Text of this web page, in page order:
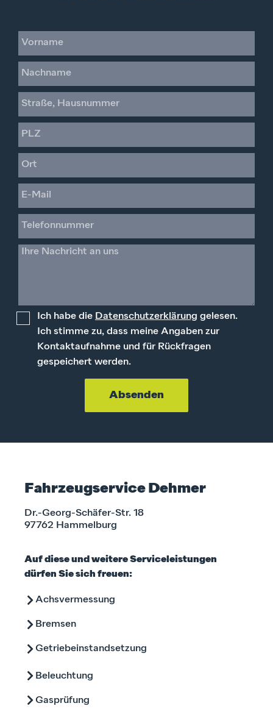
Ich habe die Datenschutzerklärung gelesen.
Ich stimme zu, dass meine Angaben zur
Kontaktaufnahme und für Rückfragen
gespeichert werden.
Absenden
Fahrzeugservice Dehmer
Dr.-Georg-Schäfer-Str. 18
97762 Hammelburg
Auf diese und weitere Serviceleistungen
dürfen Sie sich freuen:
Achsvermessung
Bremsen
Getriebeinstandsetzung
Beleuchtung
Gasprüfung